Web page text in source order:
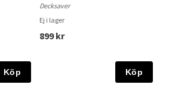
Köp
Decksaver
Ej i lager
899 kr
Köp